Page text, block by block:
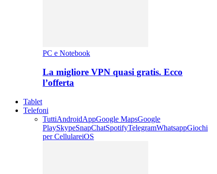
PC e Notebook
La migliore VPN quasi gratis. Ecco
l’offerta
Tablet
Telefoni
TuttiAndroidAppGoogle MapsGoogle
PlaySkypeSnapChatSpotifyTelegramWhatsappGiochi
per CellulareiOS